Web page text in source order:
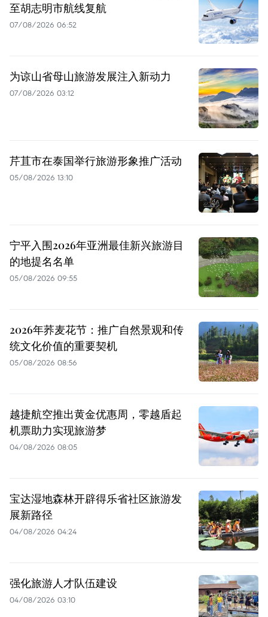
至胡志明市航线复航
07/08/2026 06:52
为谅山省母山旅游发展注入新动力
07/08/2026 03:12
芹苴市在泰国举行旅游形象推广活动
05/08/2026 13:10
宁平入围2026年亚洲最佳新兴旅游目
的地提名名单
05/08/2026 09:55
2026年荞麦花节：推广自然景观和传
统文化价值的重要契机
05/08/2026 08:56
越捷航空推出黄金优惠周，零越盾起
机票助力实现旅游梦
04/08/2026 08:05
宝达湿地森林开辟得乐省社区旅游发
展新路径
04/08/2026 04:24
强化旅游人才队伍建设
04/08/2026 03:10